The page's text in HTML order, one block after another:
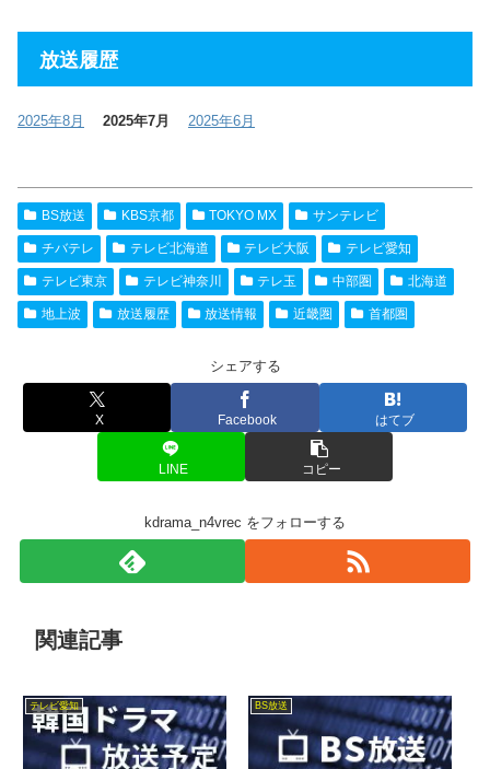
放送履歴
2025年8月 2025年7月 2025年6月
BS放送 KBS京都 TOKYO MX サンテレビ
チバテレ テレビ北海道 テレビ大阪 テレビ愛知
テレビ東京 テレビ神奈川 テレ玉 中部圏 北海道
地上波 放送履歴 放送情報 近畿圏 首都圏
シェアする
X Facebook はてブ
LINE コピー
kdrama_n4vrec をフォローする
関連記事
テレビ愛知 BS放送